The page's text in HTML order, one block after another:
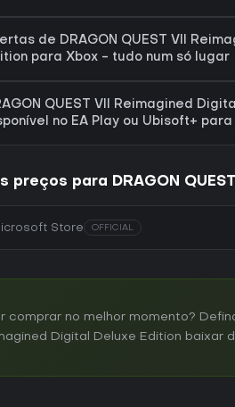
de DRAGON QUEST VII
para Xbox - tudo num só lugar
QUEST VII Reimagined
no EA Play ou Ubisoft+ para
preços para DRAGON
Store OFFICIAL
comprar no melhor momento?
Digital Deluxe Edition baixar